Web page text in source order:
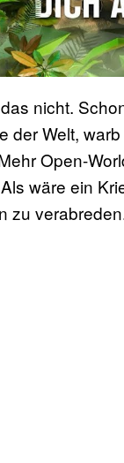
nicht.
der Welt,
Open-
wäre ein
zu